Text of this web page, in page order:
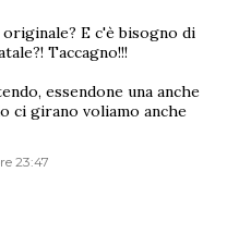
E c'è bisogno di
Taccagno!!!
essendone una anche
ci girano voliamo anche
23:47